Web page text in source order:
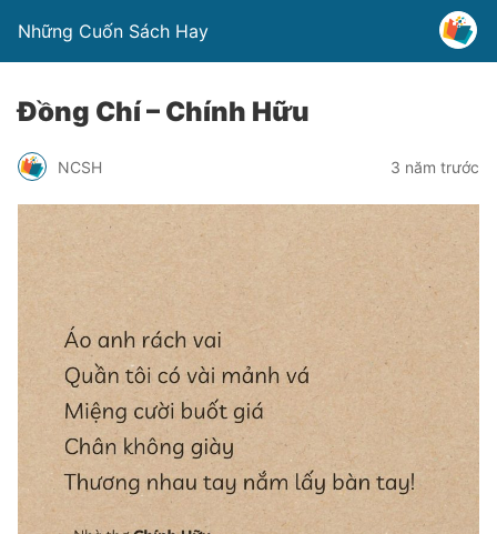
Những Cuốn Sách Hay
Đồng Chí – Chính Hữu
NCSH 3 năm trước